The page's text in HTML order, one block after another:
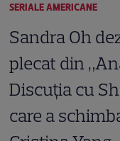
SERIALE AMERICANE
Sandra Oh
plecat din
Discuția cu
care a